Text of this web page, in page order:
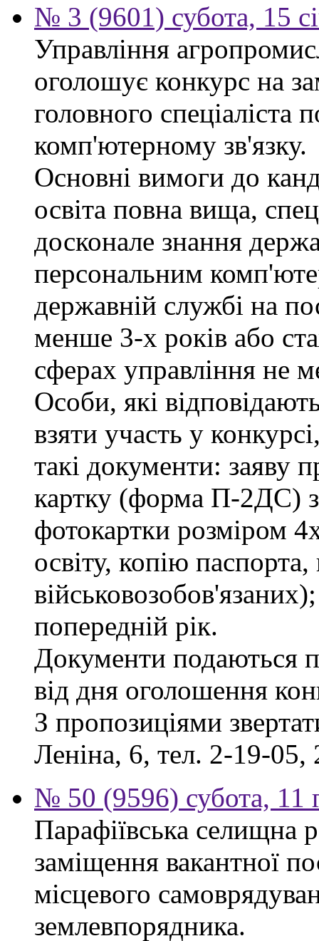
№ 3 (9601) субота, 15
Управління
оголошує конкурс на
головного спеціаліста
комп'ютерному зв'язку.
Основні вимоги до
освіта повна вища,
досконале знання
персональним
державній службі на
менше 3-х років або
сферах управління не
Особи, які
взяти участь у
такі документи: заяву
картку (форма П-2ДС) з
фотокартки розміром
освіту, копію
попередній рік.
Документи подаються
від дня оголошення
З пропозиціями
Леніна, 6, тел. 2-19-05,
№ 50 (9596) субота, 11
Парафіївська селищна
заміщення вакантної
місцевого
землевпорядника.